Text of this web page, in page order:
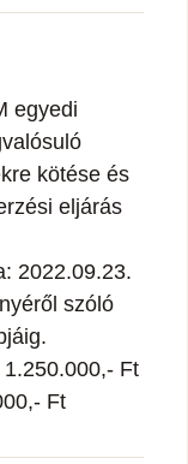
egyedi
kötése és
eljárás
2022.09.23.
szóló
Ft
Ft